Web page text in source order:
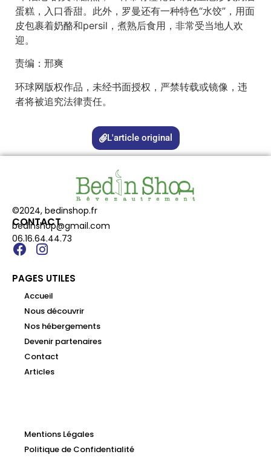
蛋糕，入口香甜。此外，罗曼还有一种特色“水饺”，用面
皮包裹着奶酪和persil，煮熟后食用，非常受当地人欢
迎。
责编：邢爽
环球网版权作品，未经书面授权，严禁转载或镜像，违
者将被追究法律责任。
L'article original
©2024, bedinshop.fr
CONTACT
bedinshop@gmail.com
06.16.64.44.73
PAGES UTILES
Accueil
Nous découvrir
Nos hébergements
Devenir partenaires
Contact
Articles
Mentions Légales
Politique de Confidentialité